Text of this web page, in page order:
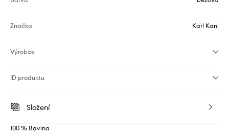
Značka Karl Kani
Výrobce
ID produktu
Složení
100 % Bavlna